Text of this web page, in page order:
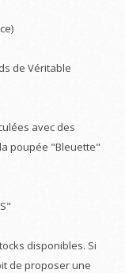
de Véritable
avec des
poupée "Bleuette"
disponibles. Si
de proposer une